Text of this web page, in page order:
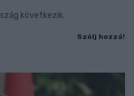
következik.
Szólj hozzá!